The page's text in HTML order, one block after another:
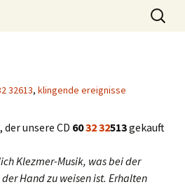
improvisierende MusikerSuchen
nach:
32613, klingende ereignisse
unsere CD 6032 32513gekauft
Klezmer-Musik, was bei der
Hand zu weisen ist. Erhalten